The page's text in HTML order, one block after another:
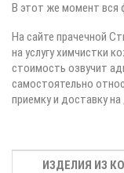
В этот же момент вся
На сайте прачечной
на услугу химчистки
стоимость озвучит
самостоятельно
приемку и доставку
ИЗДЕЛИЯ ИЗ